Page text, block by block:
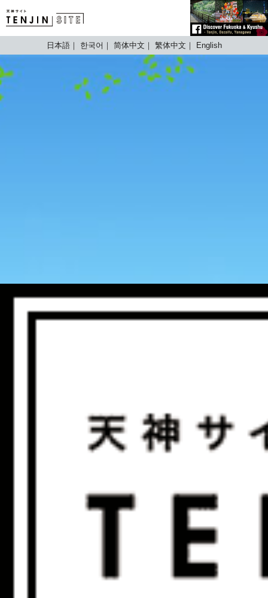
TENJIN SITE
日本語 한국어 简体中文 繁体中文 English